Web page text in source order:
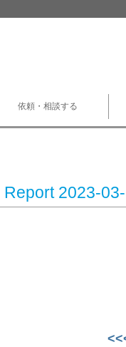
依頼・相談する
2023-